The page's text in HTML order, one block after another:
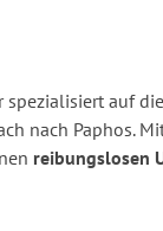
spezialisiert auf
nach Paphos.
reibungslosen